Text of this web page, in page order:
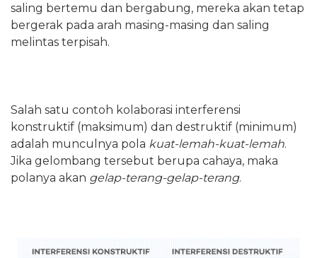
saling bertemu dan bergabung, mereka akan tetap
bergerak pada arah masing-masing dan saling
melintas terpisah.
Salah satu contoh kolaborasi interferensi
konstruktif (maksimum) dan destruktif (minimum)
adalah munculnya pola kuat-lemah-kuat-lemah.
Jika gelombang tersebut berupa cahaya, maka
polanya akan gelap-terang-gelap-terang.